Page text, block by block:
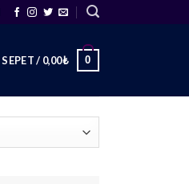
SEPET / 0,00₺ 0